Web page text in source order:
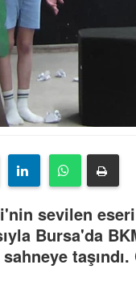
sevilen
Bursa'da